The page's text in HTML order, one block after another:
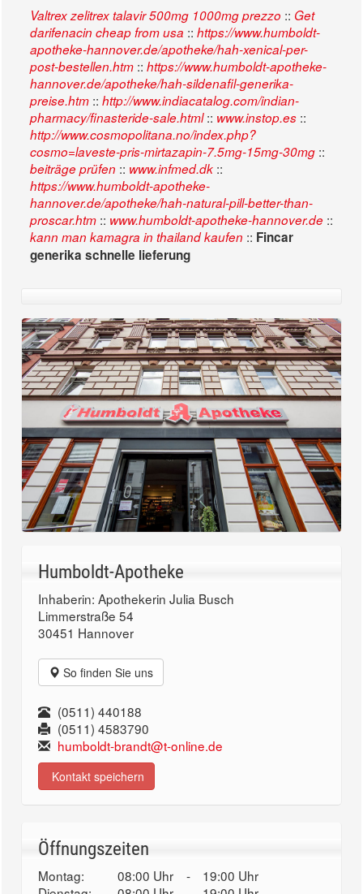
Valtrex zelitrex talavir 500mg 1000mg prezzo :: Get
darifenacin cheap from usa :: https://www.humboldt-
apotheke-hannover.de/apotheke/hah-xenical-per-
post-bestellen.htm :: https://www.humboldt-apotheke-
hannover.de/apotheke/hah-sildenafil-generika-
preise.htm :: http://www.indiacatalog.com/indian-
pharmacy/finasteride-sale.html:: www.instop.es ::
http://www.cosmopolitana.no/index.php?
cosmo=laveste-pris-mirtazapin-7.5mg-15mg-30mg ::
beiträge prüfen :: www.infmed.dk ::
https://www.humboldt-apotheke-
hannover.de/apotheke/hah-natural-pill-better-than-
proscar.htm :: www.humboldt-apotheke-hannover.de ::
kann man kamagra in thailand kaufen :: Fincar
generika schnelle lieferung
Humboldt-Apotheke
Inhaberin: Apothekerin Julia Busch
Limmerstraße 54
30451 Hannover
So finden Sie uns
(0511) 440188
(0511) 4583790
humboldt-brandt@t-online.de
Kontakt speichern
Öffnungszeiten
Montag: 08:00 Uhr -
19:00 Uhr